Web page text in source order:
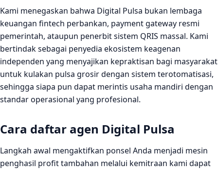
Kami menegaskan bahwa Digital Pulsa bukan lembaga
keuangan fintech perbankan, payment gateway resmi
pemerintah, ataupun penerbit sistem QRIS massal. Kami
bertindak sebagai penyedia ekosistem keagenan
independen yang menyajikan kepraktisan bagi masyarakat
untuk kulakan pulsa grosir dengan sistem terotomatisasi,
sehingga siapa pun dapat merintis usaha mandiri dengan
standar operasional yang profesional.
Cara daftar agen Digital Pulsa
Langkah awal mengaktifkan ponsel Anda menjadi mesin
penghasil profit tambahan melalui kemitraan kami dapat